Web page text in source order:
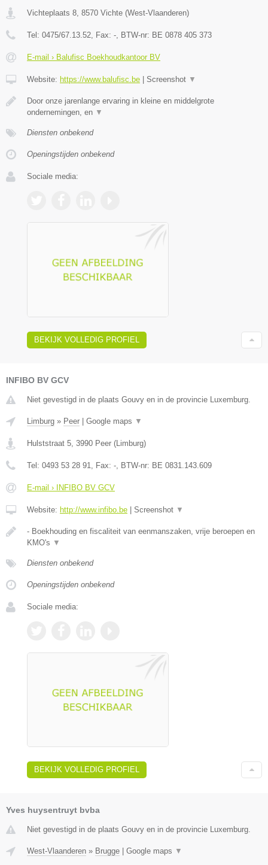
Vichteplaats 8, 8570 Vichte (West-Vlaanderen)
Tel: 0475/67.13.52, Fax: -, BTW-nr: BE 0878 405 373
E-mail › Balufisc Boekhoudkantoor BV
Website: https://www.balufisc.be Screenshot ▼
Door onze jarenlange ervaring in kleine en middelgrote
ondernemingen, en ▼
Diensten onbekend
Openingstijden onbekend
Sociale media:
BEKIJK VOLLEDIG PROFIEL
INFIBO BV GCV
Niet gevestigd in de plaats Gouvy en in de provincie Luxemburg.
Limburg » Peer | Google maps ▼
Hulststraat 5 3990 Peer (Limburg)
Tel: 0493 53 28 91 , Fax: - , BTW-nr: BE 0831.143.609
E-mail › INFIBO BV GCV
Website: http://www.infibo.be | Screenshot ▼
- Boekhouding en fiscaliteit van eenmanszaken, vrije beroepen en
KMO's ▼
Diensten onbekend
Openingstijden onbekend
Sociale media:
BEKIJK VOLLEDIG PROFIEL
Yves huysentruyt bvba
Niet gevestigd in de plaats Gouvy en in de provincie Luxemburg.
West-Vlaanderen » Brugge Google maps ▼